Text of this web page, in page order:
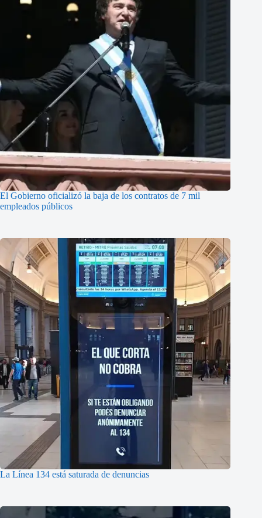
El Gobierno oficializó la baja de los contratos de 7 mil
empleados públicos
La Línea 134 está saturada de denuncias